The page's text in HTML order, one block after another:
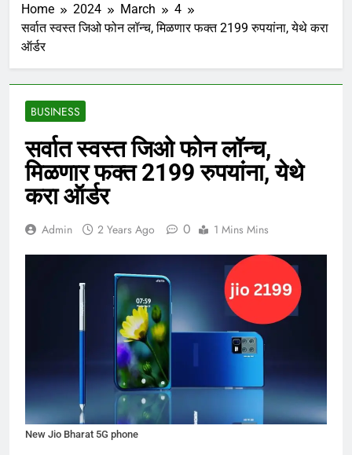
Home 2024 March
4
सर्वात स्वस्त जिओ फोन लॉन्च, मिळणार फक्त 2199 रुपयांना, येथे करा
ऑर्डर
BUSINESS
सर्वात स्वस्त जिओ फोन लॉन्च,
मिळणार फक्त 2199 रुपयांना, येथे
करा ऑर्डर
Admin 2 Years Ago 0 1 Mins Mins
New Jio Bharat 5G phone